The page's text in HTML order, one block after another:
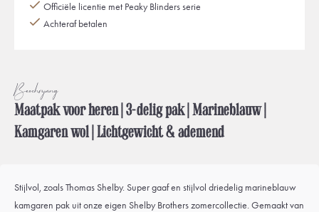
Officiële licentie met Peaky Blinders serie
Achteraf betalen
Beschrijving
Maatpak voor heren | 3-delig pak | Marineblauw |
Kamgaren wol | Lichtgewicht & ademend
Stijlvol, zoals Thomas Shelby. Super gaaf en stijlvol driedelig marineblauw
kamgaren pak uit onze eigen Shelby Brothers zomercollectie. Gemaakt van